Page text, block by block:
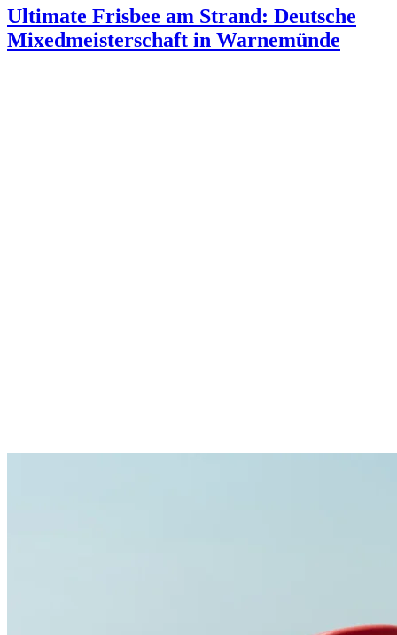
Ultimate Frisbee am Strand: Deutsche
Mixedmeisterschaft in Warnemünde